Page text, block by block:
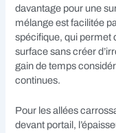
davantage pour une
mélange est facilitée
spécifique, qui permet
surface sans créer
gain de temps
continues.
Pour les allées
devant portail,